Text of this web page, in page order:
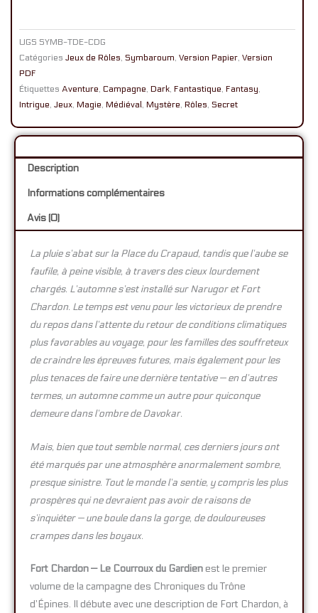
-
Version
PDF)
pour
19,95€
UGS SYMB-TDE-CDG
Catégories Jeux de Rôles, Symbaroum, Version Papier, Version
PDF
Étiquettes Aventure, Campagne, Dark, Fantastique, Fantasy,
Intrigue, Jeux, Magie, Médiéval, Mystère, Rôles, Secret
Description
Informations complémentaires
Avis (0)
La pluie s’abat surla Place du Crapaud, tandis que l’aube se
faufile, à peine visible, à travers des cieux lourdement
chargés. L’automne s’est installé sur Narugor et Fort
Chardon. Le temps est venu pour les victorieux de prendre
du repos dans l’attente du retour de conditions climatiques
plus favorables au voyage, pour les familles des souffreteux
de craindre les épreuves futures, mais également pour les
plus tenaces de faire une dernière tentative — en d’autres
termes, un automne comme un autre pour quiconque
demeure dans l’ombre de Davokar.
Mais, bien que tout semble normal, ces derniers jours ont
été marqués par une atmosphère anormalement sombre,
presque sinistre. Tout le monde l’a sentie, y compris les plus
prospères qui ne devraient pas avoir de raisons de
s’inquiéter — une boule dans la gorge, de douloureuses
crampes dans les boyaux.
Fort Chardon — Le Courroux du Gardien est le premier
volume de la campagne des Chroniques du Trône
d’Épines. Il débute avec une description de Fort Chardon, à